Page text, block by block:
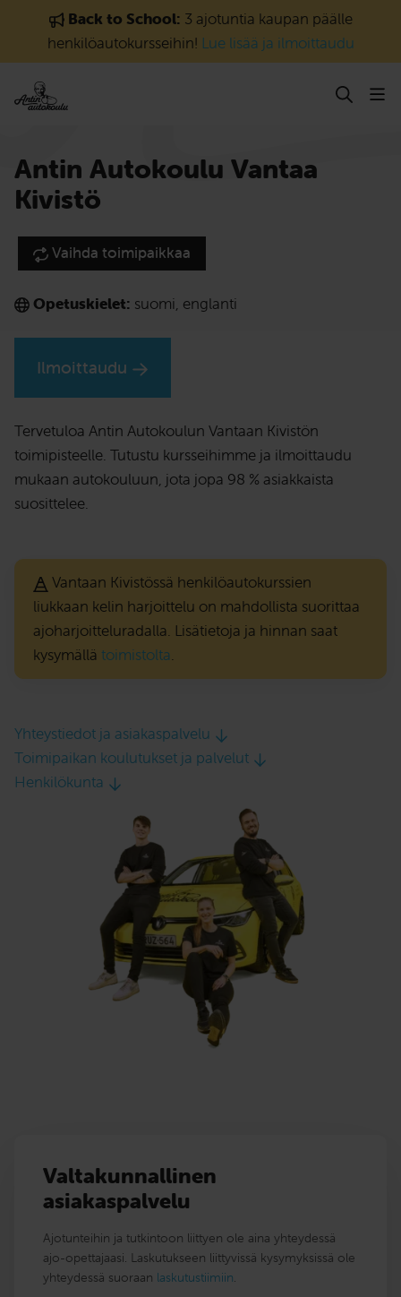
Siirry sisältöönBack to School: 3 ajotuntia kaupan päälle
henkilöautokursseihin! Lue lisää ja ilmoittaudu
Antin Autokoulu Vantaa
Kivistö
Vaihda toimipaikkaa
Opetuskielet: suomi, englanti
Ilmoittaudu
Tervetuloa Antin Autokoulun Vantaan Kivistön
toimipisteelle. Tutustu kursseihimme ja ilmoittaudu
mukaan autokouluun, jota jopa 98 % asiakkaista
suosittelee.
Vantaan Kivistössä henkilöautokurssien
liukkaan kelin harjoittelu on mahdollista suorittaa
ajoharjoitteluradalla. Lisätietoja ja hinnan saat
kysymällä toimistolta.
Yhteystiedot ja asiakaspalvelu
Toimipaikan koulutukset ja palvelut
Henkilökunta
Valtakunnallinen
asiakaspalvelu
Ajotunteihin ja tutkintoon liittyen ole aina yhteydessä
ajo-opettajaasi. Laskutukseen liittyvissä kysymyksissä ole
yhteydessä suoraan laskutustiimiin